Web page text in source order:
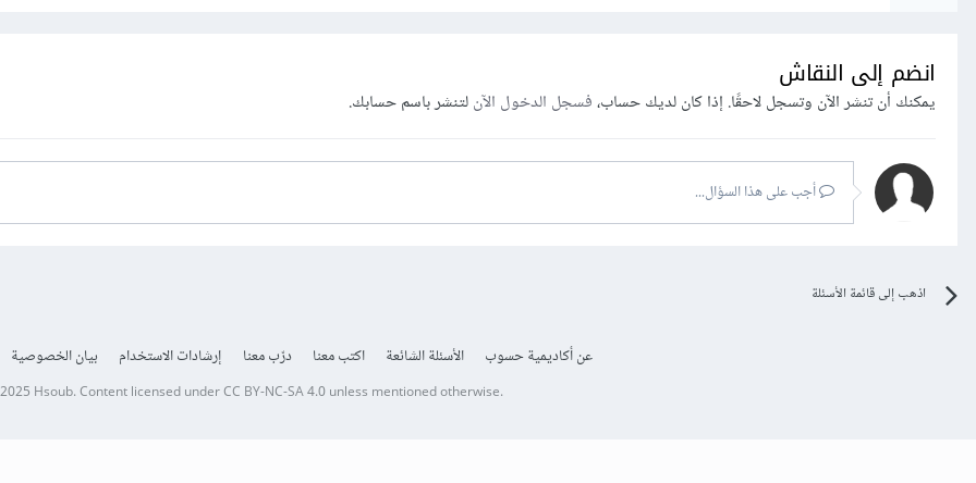
انضم إلى النقاش
يمكنك أن تنشر الآن وتسجل لاحقًا. إذا كان لديك حساب،فسجل الدخول الآنلتنشر باسم حسابك.
أجب على هذا السؤال...
اذهب إلى قائمة الأسئلة
عن أكاديمية حسوب الأسئلة الشائعة اكتب معنا درّب معنا إرشادات الاستخدام بيان الخصوصية
Hsoub.Content licensed underCC BY-NC-SA 4.0unless mentioned otherwise.